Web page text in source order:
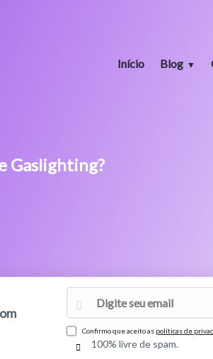
Início Blog
Gaslighting?
Confirmo que aceito as políticas de
100% livre de spam.